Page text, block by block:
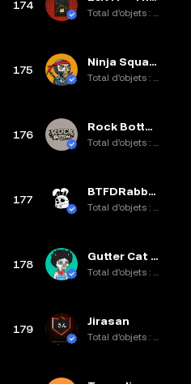
174
Total d’objets : 17,5K
175
Ninja Squad
Total d’objets : 8,9K
176
Rock Bottom
Total d’objets : 10K
177
BTFDRabbits
Total d’objets : 10K
178
Gutter Cat Gang
Total d’objets : 3K
179
Jirasan
Total d’objets : 10K